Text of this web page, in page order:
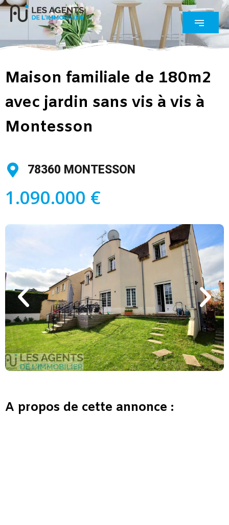
Maison familiale de 180m2
avec jardin sans vis à vis à
Montesson
78360 MONTESSON
1.090.000 €
A propos de cette annonce :